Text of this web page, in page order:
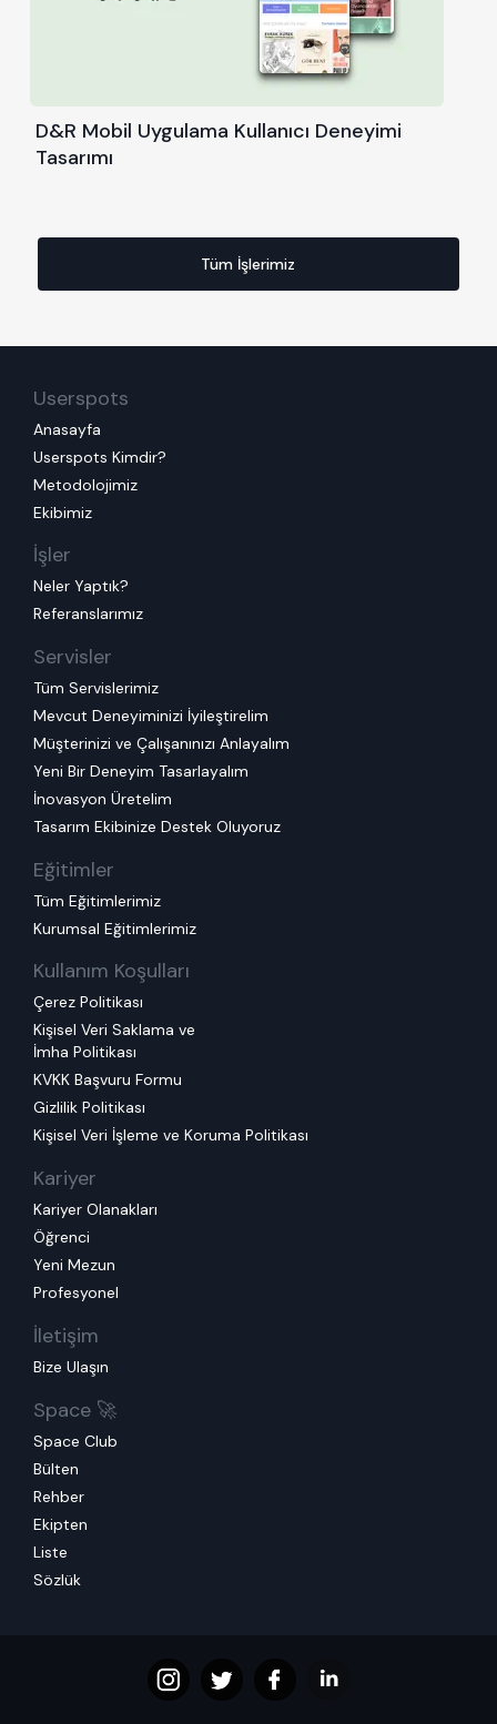
D&R Mobil Uygulama Kullanıcı Deneyimi
Tasarımı
Tüm İşlerimiz
Userspots
Anasayfa
Userspots Kimdir?
Metodolojimiz
Ekibimiz
İşler
Neler Yaptık?
Referanslarımız
Servisler
Tüm Servislerimiz
Mevcut Deneyiminizi İyileştirelim
Müşterinizi ve Çalışanınızı Anlayalım
Yeni Bir Deneyim Tasarlayalım
İnovasyon Üretelim
Tasarım Ekibinize Destek Oluyoruz
Eğitimler
Tüm Eğitimlerimiz
Kurumsal Eğitimlerimiz
Kullanım Koşulları
Çerez Politikası
Kişisel Veri Saklama ve
İmha Politikası
KVKK Başvuru Formu
Gizlilik Politikası
Kişisel Veri İşleme ve Koruma Politikası
Kariyer
Kariyer Olanakları
Öğrenci
Yeni Mezun
Profesyonel
İletişim
Bize Ulaşın
Space 🚀
Space Club
Bülten
Rehber
Ekipten
Liste
Sözlük